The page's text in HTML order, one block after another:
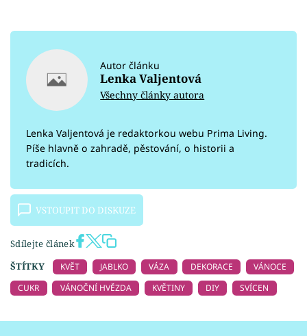
Autor článku
Lenka Valjentová
Všechny články autora
Lenka Valjentová je redaktorkou webu Prima Living.
Píše hlavně o zahradě, pěstování, o historii a
tradicích.
VSTOUPIT DO DISKUZE
Sdílejte článek
ŠTÍTKY
KVĚT JABLKO VÁZA DEKORACE
VÁNOCE
CUKR
VÁNOČNÍ HVĚZDA KVĚTINY DIY SVÍCEN